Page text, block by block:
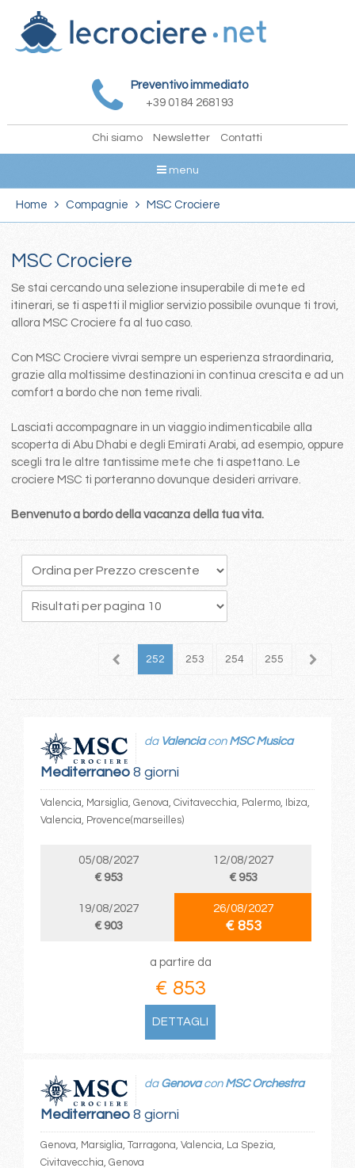
Preventivo immediato
+39 0184 268193
Chi siamo Newsletter Contatti
menu
Home Compagnie MSC Crociere
MSC Crociere
Se stai cercando una selezione insuperabile di mete ed
itinerari, se ti aspetti il miglior servizio possibile ovunque ti trovi,
allora MSC Crociere fa al tuo caso.
Con MSC Crociere vivrai sempre un esperienza straordinaria,
grazie alla moltissime destinazioni in continua crescita e ad un
comfort a bordo che non teme rivali.
Lasciati accompagnare in un viaggio indimenticabile alla
scoperta di Abu Dhabi e degli Emirati Arabi, ad esempio, oppure
scegli tra le altre tantissime mete che ti aspettano. Le
crociere MSC ti porteranno dovunque desideri arrivare.
Benvenuto a bordo della vacanza della tua vita.
251 252 253 254 255 256
Mediterraneo8 giorni
da Valenciacon MSC Musica
Valencia, Marsiglia, Genova, Civitavecchia, Palermo, Ibiza,
Valencia, Provence(marseilles)
05/08/2027
€ 953
12/08/2027
€ 953
19/08/2027
€ 903
26/08/2027
€ 853
a partire da
€ 853
DETTAGLI
Mediterraneo8 giorni
da Genovacon MSC Orchestra
Genova, Marsiglia, Tarragona, Valencia, La Spezia,
Civitavecchia, Genova